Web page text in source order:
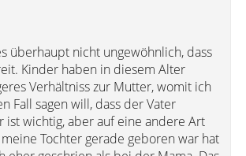
überhaupt nicht ungewöhnlich, dass
Kinder haben in diesem Alter
Verhältniss zur Mutter, womit ich
Fall sagen will, dass der Vater
ist wichtig, aber auf eine andere Art
Tochter gerade geboren war hat